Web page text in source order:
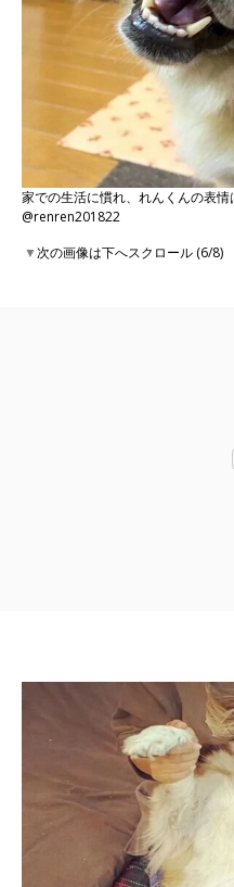
家での生活に慣れ、れんくんの表情
@renren201822
▼次の画像は下へスクロール (6/8)